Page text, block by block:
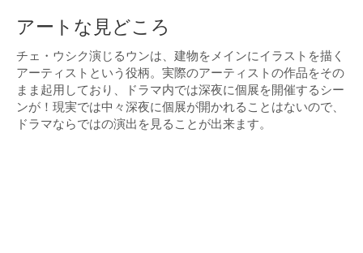
アートな見どころ
チェ・ウシク演じるウンは、建物をメインにイラストを描く
アーティストという役柄。実際のアーティストの作品をその
まま起用しており、ドラマ内では深夜に個展を開催するシー
ンが！現実では中々深夜に個展が開かれることはないので、
ドラマならではの演出を見ることが出来ます。